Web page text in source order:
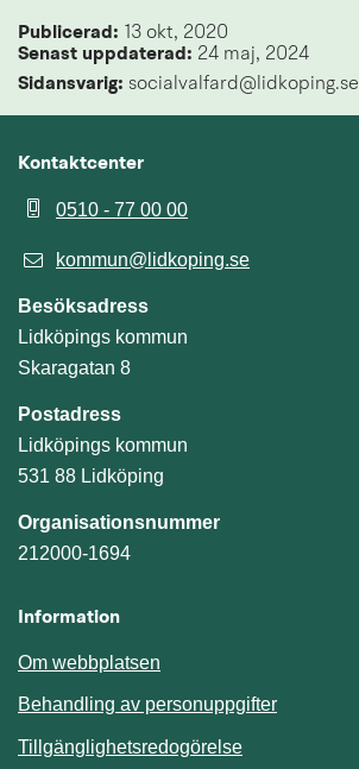
Publicerad:
13 okt, 2020
Senast uppdaterad: 24 maj, 2024
Sidansvarig: socialvalfard@lidkoping.se
Kontaktcenter
0510 - 77 00 00
kommun@lidkoping.se
Besöksadress
Lidköpings kommun
Skaragatan 8
Postadress
Lidköpings kommun
531 88 Lidköping
Organisationsnummer
212000-1694
Information
Om webbplatsen
Behandling av personuppgifter
Tillgänglighetsredogörelse